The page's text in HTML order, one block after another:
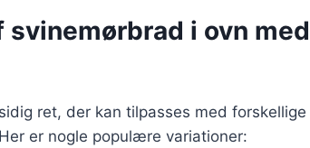
svinemørbrad i ovn
ret, der kan tilpasses med
er nogle populære variationer: